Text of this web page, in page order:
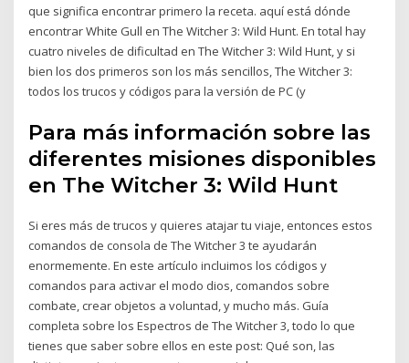
que significa encontrar primero la receta. aquí está dónde
encontrar White Gull en The Witcher 3: Wild Hunt. En total hay
cuatro niveles de dificultad en The Witcher 3: Wild Hunt, y si
bien los dos primeros son los más sencillos, The Witcher 3:
todos los trucos y códigos para la versión de PC (y
Para más información sobre las
diferentes misiones disponibles
en The Witcher 3: Wild Hunt
Si eres más de trucos y quieres atajar tu viaje, entonces estos
comandos de consola de The Witcher 3 te ayudarán
enormemente. En este artículo incluimos los códigos y
comandos para activar el modo dios, comandos sobre
combate, crear objetos a voluntad, y mucho más. Guía
completa sobre los Espectros de The Witcher 3, todo lo que
tienes que saber sobre ellos en este post: Qué son, las